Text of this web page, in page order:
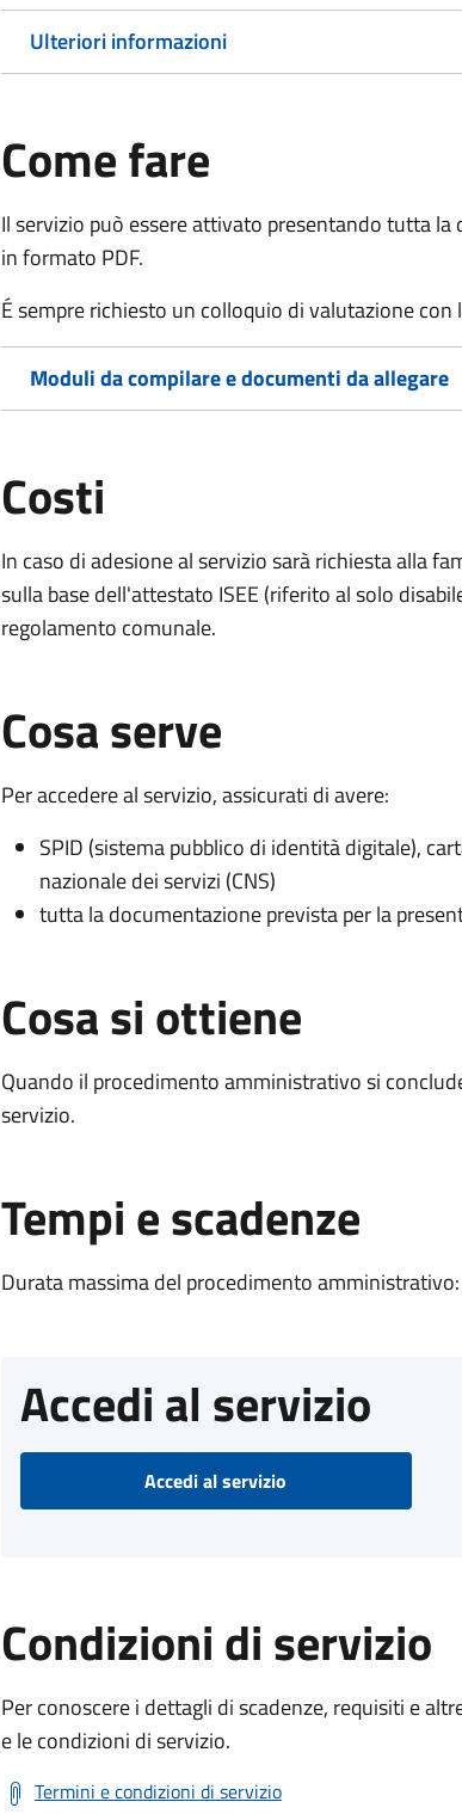
Ulteriori informazioni
Come fare
Il servizio può essere attivato presentando tutta
in formato PDF.
Ésempre richiesto un colloquio di valutazione con
Moduli da compilare e documenti da allegare
Costi
In caso di adesione al servizio sarà richiesta alla
sulla base dell'attestato ISEE (riferito al solo
regolamento comunale.
Cosa serve
Per accedere al servizio, assicurati di avere:
SPID (sistema pubblico di identità digitale),
nazionale dei servizi (CNS)
tutta la documentazione prevista per la
Cosa si ottiene
Quando il procedimento amministrativo si
servizio.
Tempi e scadenze
Durata massima del procedimento
Accedi al servizio
Accedi al servizio
Condizioni di servizio
Per conoscere i dettagli di scadenze, requisiti e
e le condizioni di servizio.
Termini e condizioni di servizio